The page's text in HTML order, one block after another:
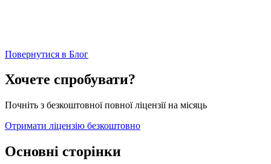
Повернутися в Блог
Хочете спробувати?
Почніть з безкоштовної повної ліцензії на місяць
Отримати ліцензію безкоштовно
Основні сторінки